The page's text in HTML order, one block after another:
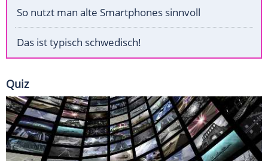
So nutzt man alte Smartphones sinnvoll
Das ist typisch schwedisch!
Quiz